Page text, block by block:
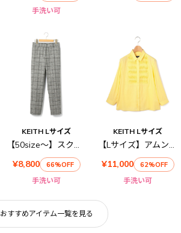
手洗い可
KEITH Lサイズ
【50size～】スクエアチェック パンツ
¥8,800
66%OFF
手洗い可
KEITH Lサイズ
【Lサイズ】アムンゼンブラウス
¥11,000
62%OFF
手洗い可
おすすめアイテム一覧を見る